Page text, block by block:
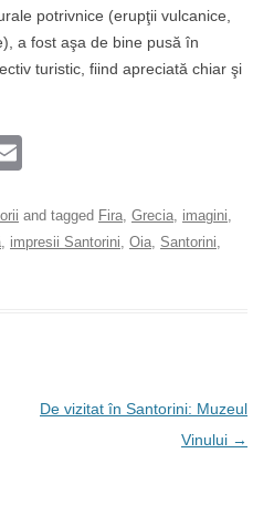
potrivnice (erupţii vulcanice,
a fost aşa de bine pusă în
turistic, fiind apreciată chiar şi
ail
and tagged Fira Grecia imagini
impresii Santorini Oia Santorini
De vizitat în Santorini: Muzeul
Vinului →